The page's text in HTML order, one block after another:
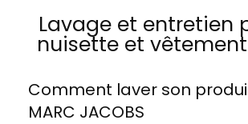
Lavage et entretien
nuisette et
Comment laver son
MARC JACOBS